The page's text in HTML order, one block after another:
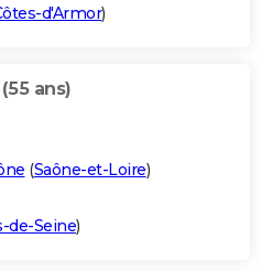
d'Armor)
(55 ans)
(Saône-et-Loire)
de-Seine)